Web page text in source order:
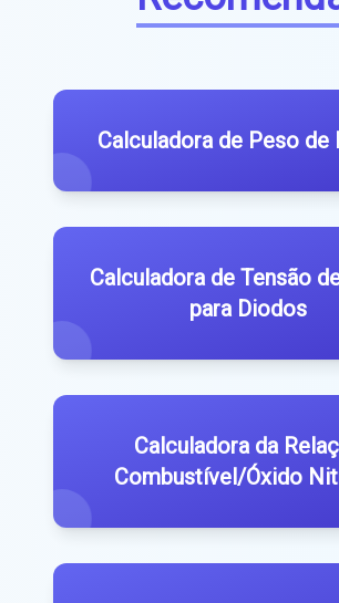
Calculadora de Peso de
Calculadora de Tensão
para Diodos
Calculadora da
Combustível/Óxido